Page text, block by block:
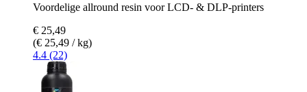
Voordelige allround resin voor LCD- & DLP-printers
€ 25,49
(€ 25,49 / kg)
4.4 (22)